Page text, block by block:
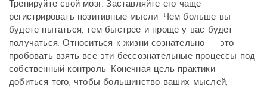
Тренируйте свой мозг. Заставляйте его чаще
регистрировать позитивные мысли. Чем больше вы
будете пытаться, тем быстрее и проще у вас будет
получаться. Относиться к жизни сознательно — это
пробовать взять все эти бессознательные процессы под
собственный контроль. Конечная цель практики —
добиться того, чтобы большинство ваших мыслей,